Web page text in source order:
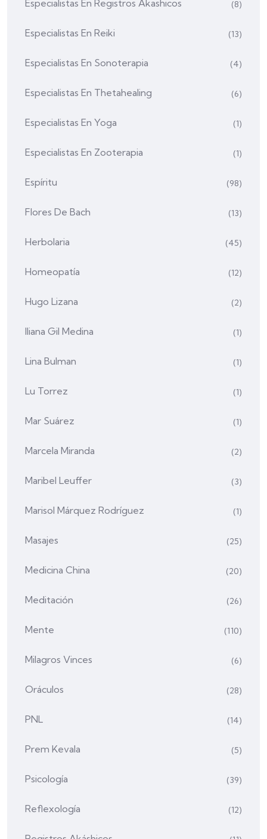
Especialistas En Registros Akashicos (8)
Especialistas En Reiki (13)
Especialistas En Sonoterapia (4)
Especialistas En Thetahealing (6)
Especialistas En Yoga (1)
Especialistas En Zooterapia (1)
Espíritu (98)
Flores De Bach (13)
Herbolaria (45)
Homeopatía (12)
Hugo Lizana (2)
Iliana Gil Medina (1)
Lina Bulman (1)
Lu Torrez (1)
Mar Suárez (1)
Marcela Miranda (2)
Maribel Leuffer (3)
Marisol Márquez Rodríguez (1)
Masajes (25)
Medicina China (20)
Meditación (26)
Mente (110)
Milagros Vinces (6)
Oráculos (28)
PNL (14)
Prem Kevala (5)
Psicología (39)
Reflexología (12)